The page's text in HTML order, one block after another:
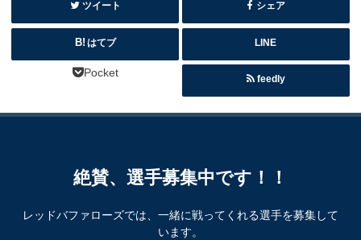
ツイート シェア
はてブ LINE
Pocket feedly
絶賛、選手募集中です！！
レッドバファローズでは、一緒に戦ってくれる選手を募集して
います。